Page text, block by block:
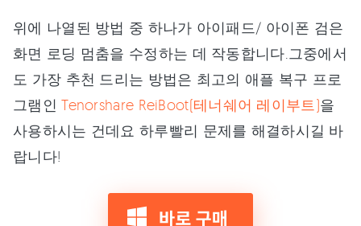
위에 나열된 방법 중 하나가 아이패드/ 아이폰 검은
화면 로딩 멈춤을 수정하는 데 작동합니다.그중에서
도 가장 추천 드리는 방법은 최고의 애플 복구 프로
그램인Tenorshare ReiBoot(테너쉐어 레이부트)을
사용하시는 건데요 하루빨리 문제를 해결하시길 바
랍니다!